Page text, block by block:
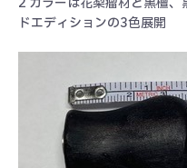
ドエディションの3色展開